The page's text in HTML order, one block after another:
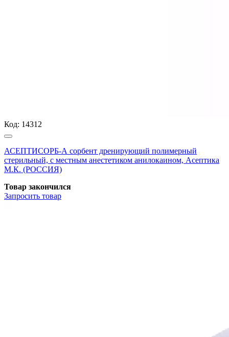
Код: 14312
АСЕПТИСОРБ-А сорбент дренирующий полимерный
стерильный, с местным анестетиком анилокаином, Асептика
М.К. (РОССИЯ)
Товар закончился
Запросить товар